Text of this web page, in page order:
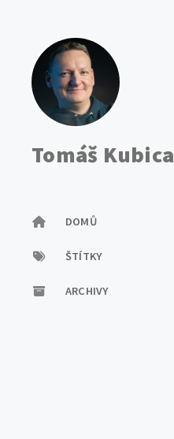
Tomáš Kubica
DOMŮ
ŠTÍTKY
ARCHIVY